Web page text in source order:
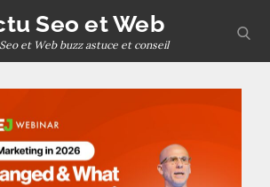
Seo et Web
et Web buzz astuce et conseil